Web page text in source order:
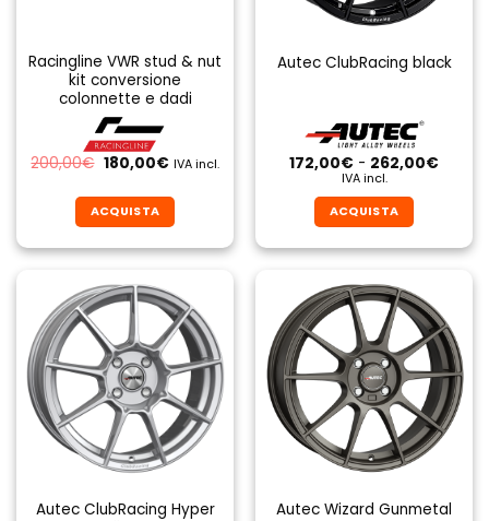
Racingline VWR stud & nut
kit conversione
colonnette e dadi
200,00€ Il
prezzo
era:
200,00€.
180,00€Il
è:
180,00€.
IVA incl.
ACQUISTA
prodotto
ha
più
varianti.
Le
opzioni
possono
essere
scelte
nella
del
Autec ClubRacing black
172,00€ - 262,00€Fascia
IVA incl.
ACQUISTA
prodotto
ha
più
varianti.
Le
opzioni
possono
essere
scelte
nella
del
Autec ClubRacing Hyper
Autec Wizard Gunmetal